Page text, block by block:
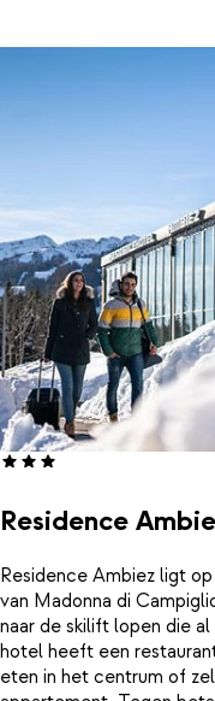
Residence
Residence Ambiez ligt
van Madonna di
naar de skilift lopen die
hotel heeft een
eten in het centrum of